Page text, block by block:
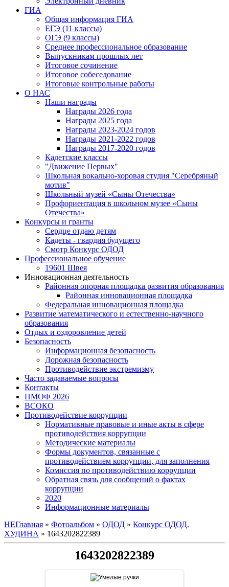
ГИА
Общая информация ГИА
ЕГЭ (11 классы)
ОГЭ (9 классы)
Среднее профессиональное образование
Выпускникам прошлых лет
Итоговое сочинение
Итоговое собеседование
Итоговые контрольные работы
О НАС
Наши награды
Награды 2026 года
Награды 2025 года
Награды 2023-2024 годов
Награды 2021-2022 годов
Награды 2017-2020 годов
Кадетские классы
"Движение Первых"
Школьная вокально-хоровая студия "Серебряный
мотив"
Школьный музей «Сыны Отечества»
Профориентация в школьном музее «Сыны
Отечества»
Конкурсы и гранты
Сердце отдаю детям
Кадеты - гвардия будущего
Смотр Конкурс ОДОД
Профессиональное обучение
19601 Швея
Инновационная деятельность
Районная опорная площадка развития образования
Районная инновационная площадка
Федеральная инновационная площадка
Развитие математического и естественно-научного
образования
Отдых и оздоровление детей
Безопасность
Информационная безопасность
Дорожная безопасность
Противодействие экстремизму
Часто задаваемые вопросы
Контакты
ПМОФ 2026
ВСОКО
Противодействие коррупции
Нормативные правовые и иные акты в сфере
противодействия коррупции
Методические материалы
Формы документов, связанные с
противодействием коррупции, для заполнения
Комиссия по противодействию коррупции
Обратная связь для сообщений о фактах
коррупции
2020
Информационные материалы
НЕГлавная » Фотоальбом » ОДОД » Конкурс ОДОД.
ХУДИНА » 1643202822389
1643202822389